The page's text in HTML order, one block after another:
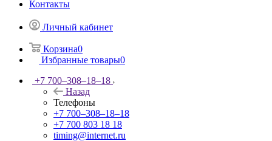
Контакты
Личный кабинет
Корзина0
Избранные товары0
+7 700‒308‒18‒18
Назад
Телефоны
+7 700‒308‒18‒18
+7 700 803 18 18
timing@internet.ru